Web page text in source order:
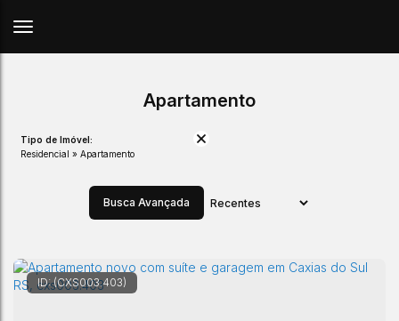
Apartamento
Tipo de Imóvel:
Residencial » Apartamento
Busca Avançada
(CXS003.403)